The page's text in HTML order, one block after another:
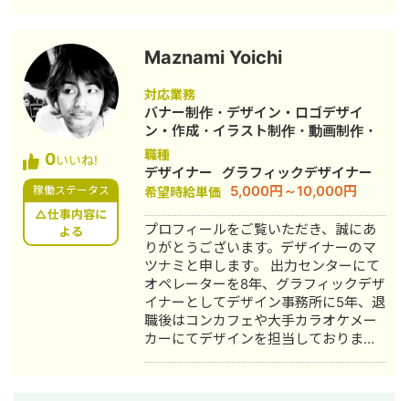
日本学術振興会特別研究員（東京大学
理学部情報科学科 辻井潤一研究室）
2000～2001年 信州大学医学部附属病
院 医療情報部助教 2001～2008年
産業技術総合研究所 生物情報解析研
究センター 主任研究員 2008年～ 現
職
0いいね!
稼働ステータス
△仕事内容に
よる
Maznami Yoichi
対応業務
バナー制作・デザイン・ロゴデザイ
ン・作成・イラスト制作・動画制作・
動画編集
職種
デザイナー グラフィックデザイナー
希望時給単価 5,000円～10,000円
プロフィールをご覧いただき、誠にあ
りがとうございます。デザイナーのマ
ツナミと申します。 出力センターにて
オペレーターを8年、グラフィックデザ
イナーとしてデザイン事務所に5年、退
職後はコンカフェや大手カラオケメー
カーにてデザインを担当しておりまし